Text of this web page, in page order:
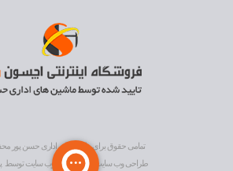
تمامی حقوق برای ماشین های اداری حسن پور
طراحی وب سایت
و بهینه سازی وب سایتتوسط